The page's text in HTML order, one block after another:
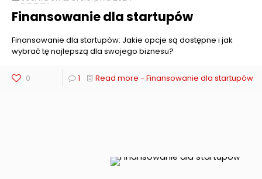
Finansowanie dla startupów
Finansowanie dla startupów: Jakie opcje są dostępne i jak
wybrać tę najlepszą dla swojego biznesu?
0 1 Read more - Finansowanie dla startupów